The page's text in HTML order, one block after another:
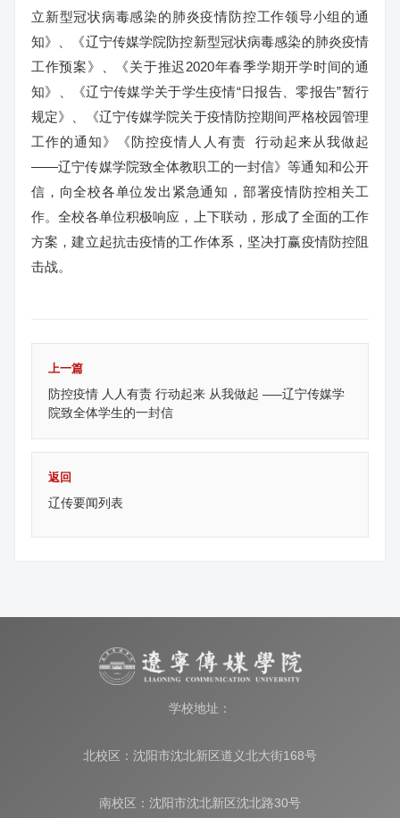
立新型冠状病毒感染的肺炎疫情防控工作领导小组的通
知》、《辽宁传媒学院防控新型冠状病毒感染的肺炎疫情
工作预案》、《关于推迟2020年春季学期开学时间的通
知》、《辽宁传媒学关于学生疫情“日报告、零报告”暂行
规定》、《辽宁传媒学院关于疫情防控期间严格校园管理
工作的通知》《防控疫情人人有责 行动起来从我做起
——辽宁传媒学院致全体教职工的一封信》等通知和公开
信，向全校各单位发出紧急通知，部署疫情防控相关工
作。全校各单位积极响应，上下联动，形成了全面的工作
方案，建立起抗击疫情的工作体系，坚决打赢疫情防控阻
击战。
上一篇
防控疫情 人人有责 行动起来 从我做起 —–辽宁传媒学
院致全体学生的一封信
返回
辽传要闻列表
学校地址：
北校区：沈阳市沈北新区道义北大街168号
南校区：沈阳市沈北新区沈北路30号